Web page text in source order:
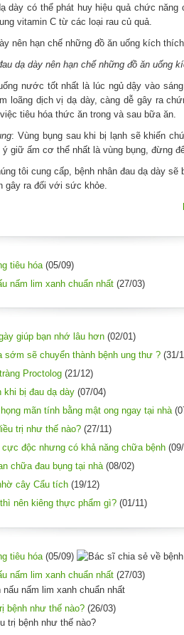
dày có thể phát huy hiệu quả chức
vitamin C từ các loại rau củ quả.
dạ dày nên hạn chế những đồ ăn uống
nước tốt nhất là lúc ngủ dậy vào
loãng dịch vị dạ dày, càng dễ gây ra
tiêu hóa thức ăn trong và sau bữa ăn.
: Vùng bụng sau khi bị lạnh sẽ khiến
giữ ấm cơ thể nhất là vùng bụng, đừng
tôi cung cấp, bệnh nhân đau dạ dày sẽ
gây ra đối với sức khỏe.
tiêu hóa (05/09)
nấm lim xanh chuẩn nhất (27/03)
giúp bạn nhớ lâu hơn (02/01)
sớm sẽ chuyển thành bệnh ung thư ? (31/
Proctolog (21/12)
khi bị đau dạ dày (07/04)
mãn tính bằng mật ong ngay tại nhà
trị như thế nào? (27/11)
độc nhưng có khả năng chữa bệnh
chữa đau bụng tại nhà(08/02)
cây Cẩu tích (19/12)
nên kiêng thực phẩm gì? (01/11)
tiêu hóa (05/09)
nấm lim xanh chuẩn nhất (27/03)
bệnh như thế nào? (26/03)